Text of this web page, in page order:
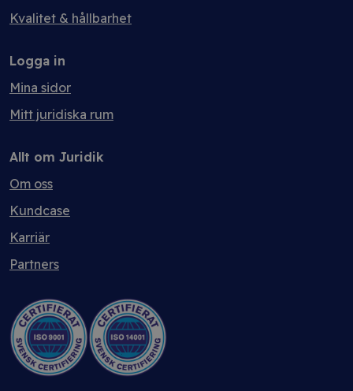
Kvalitet & hållbarhet
Logga in
Mina sidor
Mitt juridiska rum
Allt om Juridik
Om oss
Kundcase
Karriär
Partners